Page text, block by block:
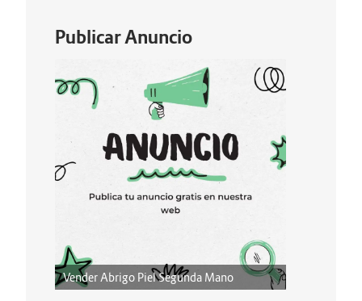
Publicar Anuncio
Vender Abrigo Piel Segunda Mano